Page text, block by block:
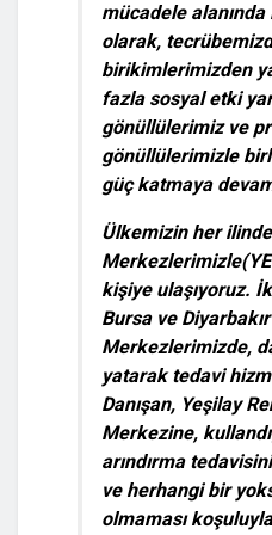
mücadele
olarak,
birikimlerimizden
fazla sosyal etki
gönüllülerimiz ve
gönüllülerimizle
güç katmaya
Ülkemizin her ilinde
kişiye ulaşıyoruz.
Bursa ve
Merkezlerimizde,
yatarak tedavi
Danışan, Yeşilay
Merkezine,
arındırma
ve herhangi bir
olmaması